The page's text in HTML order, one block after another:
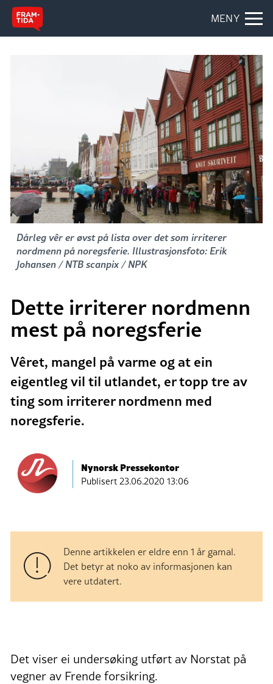
MENY
Dårleg vêr er øvst på lista over det som irriterer
nordmenn på noregsferie. Illustrasjonsfoto: Erik
Johansen / NTB scanpix / NPK
Dette irriterer nordmenn
mest på noregsferie
Vêret, mangel på varme og at ein
eigentleg vil til utlandet, er topp tre av
ting som irriterer nordmenn med
noregsferie.
Nynorsk Pressekontor
Publisert23.06.2020 13:06
Denne artikkelen er eldre enn 1 år gamal.
Det betyr at noko av informasjonen kan
vere utdatert.
Det viser ei undersøking utført av Norstat på
vegner av Frende forsikring.